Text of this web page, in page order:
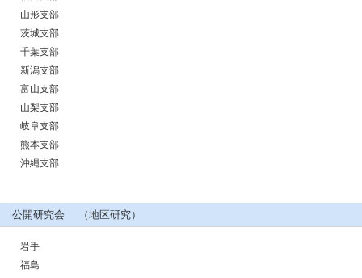
山形支部
茨城支部
千葉支部
新潟支部
富山支部
山梨支部
岐阜支部
熊本支部
沖縄支部
公開研究会 （地区研究）
岩手
福島